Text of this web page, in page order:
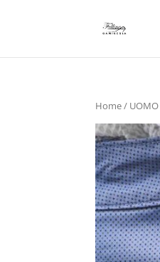
Home/ UOMO